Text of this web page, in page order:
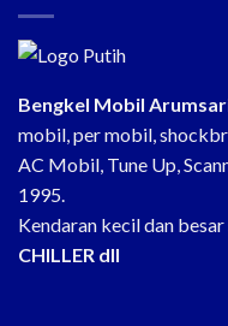
Bengkel Mobil
mobil, per mobil,
AC Mobil, Tune Up,
1995.
Kendaran kecil dan
CHILLER dll